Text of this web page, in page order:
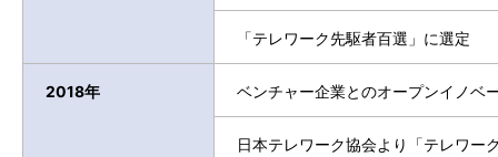
「テレワーク先駆者百選」に選定
2018年 ベンチャー企業とのオープンイノベ
日本テレワーク協会より「テレワー